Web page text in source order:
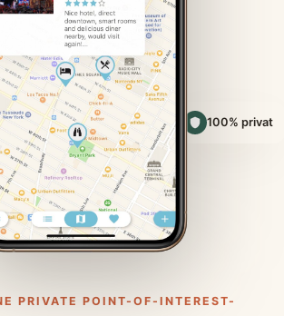
PRIVATE POINT-OF-INTEREST-
100% privat